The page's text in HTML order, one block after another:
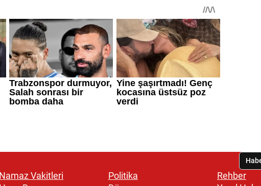
Namaz Vakitleri
Politika
Rehber